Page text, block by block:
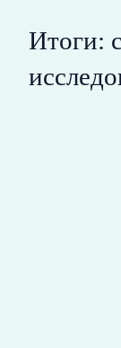
Итоги: